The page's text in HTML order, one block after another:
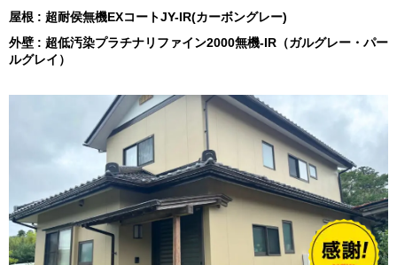
屋根 : 超耐侯無機EXコートJY-IR(カーボングレー)
外壁 : 超低汚染プラチナリファイン2000無機-IR（ガルグレー・パー
ルグレイ）